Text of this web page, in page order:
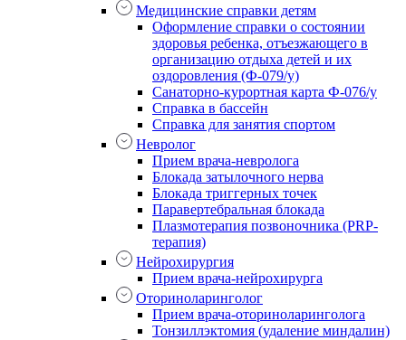
Медицинские справки детям
Оформление справки о состоянии
здоровья ребенка, отъезжающего в
организацию отдыха детей и их
оздоровления (Ф-079/у)
Санаторно-курортная карта Ф-076/у
Справка в бассейн
Справка для занятия спортом
Невролог
Прием врача-невролога
Блокада затылочного нерва
Блокада триггерных точек
Паравертебральная блокада
Плазмотерапия позвоночника (PRP-
терапия)
Нейрохирургия
Прием врача-нейрохирурга
Оториноларинголог
Прием врача-оториноларинголога
Тонзиллэктомия (удаление миндалин)